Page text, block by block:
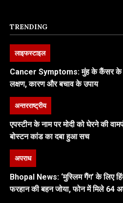
TRENDING
लाइफस्टाइल
Cancer Symptoms: मुंह के कैंसर के
लक्षण, कारण और बचाव के उपाय
अन्तरराष्ट्रीय
एपस्टीन के नाम पर मोदी को घेरने की
बोस्टन कांड का दबा हुआ सच
अपराध
Bhopal News: ‘मुस्लिम गैंग’ के लिए
फरहान की बहन जोया, फोन में मिले 64